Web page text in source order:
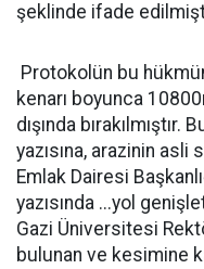
şeklinde ifade
Protokolün bu
kenarı boyunca
dışında
yazısına, arazinin asli
Emlak Dairesi
yazısında ...yol
Gazi Üniversitesi
bulunan ve kesimine